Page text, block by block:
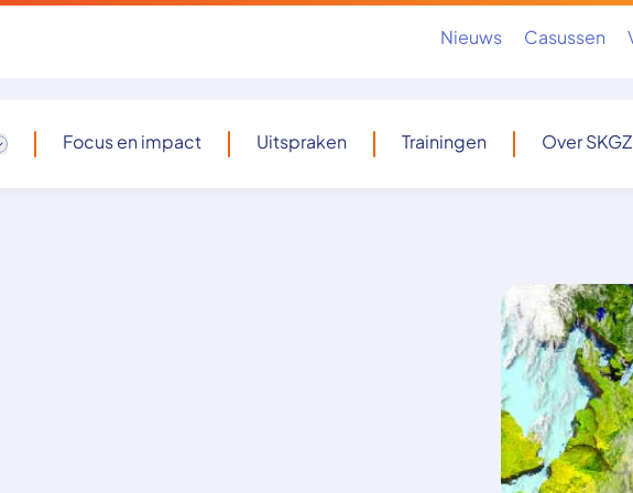
Nieuws Casussen
Focus en impact Uitspraken Trainingen Over SKGZ